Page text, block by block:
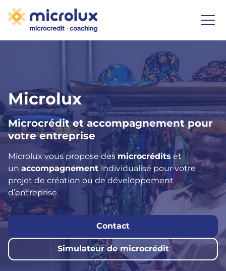
Microlux
Microcrédit et accompagnement pour
votre entreprise
Microlux vous propose desmicrocréditset
un accompagnement individualisé pour votre
projet de création ou de développement
d’entreprise.
Contact
Simulateur de microcrédit